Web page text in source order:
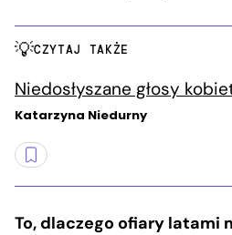
CZYTAJ TAKŻE
Niedosłyszane głosy
Katarzyna Niedurny
To, dlaczego ofiary latami